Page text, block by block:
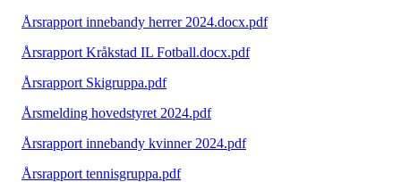
Årsrapport innebandy herrer 2024.docx.pdf
Årsrapport Kråkstad IL Fotball.docx.pdf
Årsrapport Skigruppa.pdf
Årsmelding hovedstyret 2024.pdf
Årsrapport innebandy kvinner 2024.pdf
Årsrapport tennisgruppa.pdf